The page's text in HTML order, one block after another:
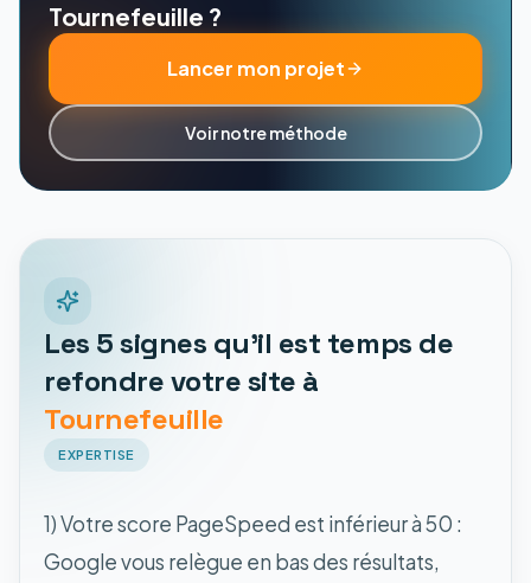
Tournefeuille ?
Lancer mon projet
Voir notre méthode
Les 5 signes qu'il est temps de
refondre votre site à
Tournefeuille
EXPERTISE
1) Votre score PageSpeed est inférieur à 50 :
Google vous relègue en bas des résultats,